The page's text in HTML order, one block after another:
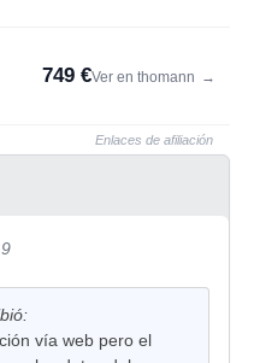
749 €Ver en thomann →
Enlaces de afiliación
vía web pero el